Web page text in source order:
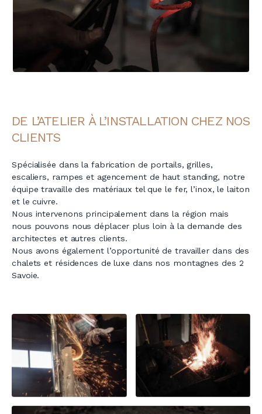
DE L’ATELIER À L’INSTALLATION CHEZ NOS
CLIENTS
Spécialisée dans la fabrication de portails, grilles,
escaliers, rampes et agencement de haut standing, notre
équipe travaille des matériaux tel que le fer, l’inox, le laiton
et le cuivre.
Nous intervenons principalement dans la région mais
nous pouvons nous déplacer plus loin à la demande des
architectes et autres clients.
Nous avons également l’opportunité de travailler dans des
chalets et résidences de luxe dans nos montagnes des 2
Savoie.